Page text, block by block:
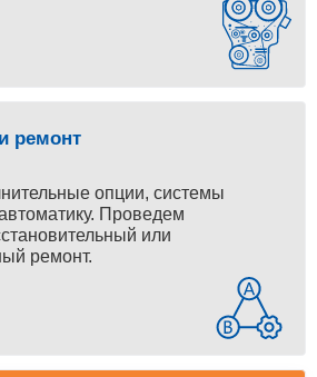
ремонт
опции, системы
Проведем
или
ремонт.